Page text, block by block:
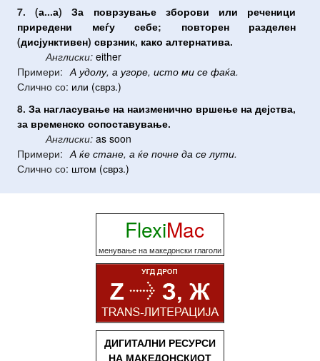
7. (а...а)За поврзување зборови или
реченици
приредени
меѓу себе; повторен
разделен
(дисјунктивен) сврзник, како алтернатива.
Англиски: either
Примери: А удолу, а угоре, исто ми се фаќа.
Слично со: или (сврз.)
8. За нагласување на наизменично вршење на дејства,
за временско сопоставување.
Англиски: as soon
Примери: А ќе стане, а ќе почне да се лути.
Слично со: штом (сврз.)
FlexiMac
менување на македонски глаголи
ДИГИТАЛНИ РЕСУРСИ
НА МАКЕДОНСКИОТ